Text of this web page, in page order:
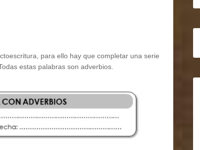
para ello hay que completar una serie
estas palabras son adverbios.